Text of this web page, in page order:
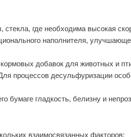
где необходима высокая
наполнителя,
добавок для животных и
процессов десульфуризации
бумаге гладкость, белизну и
взаимосвязанных факторов: